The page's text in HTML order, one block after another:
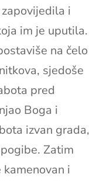
i
im je uputila.
na čelo
sjedoše
pred
Boga i
izvan grada,
Zatim
i